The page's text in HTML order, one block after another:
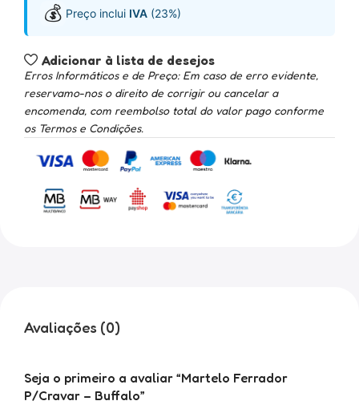
💰 Preço inclui IVA (23%)
Adicionar à lista de desejos
Erros Informáticos e de Preço: Em caso de erro evidente,
reservamo-nos o direito de corrigir ou cancelar a
encomenda, com reembolso total do valor pago conforme
os Termos e Condições.
Avaliações (0)
Seja o primeiro a avaliar “Martelo Ferrador
P/Cravar – Buffalo”